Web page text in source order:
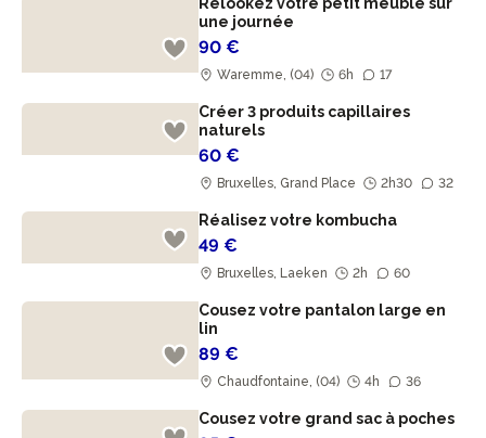
une journée
90 €
Waremme, (04) 6h 17
Créer 3 produits capillaires
naturels
60 €
Bruxelles, Grand Place 2h30 32
Réalisez votre kombucha
49 €
Bruxelles, Laeken 2h 60
Cousez votre pantalon large en
lin
89 €
Chaudfontaine, (04) 4h 36
Cousez votre grand sac à poches